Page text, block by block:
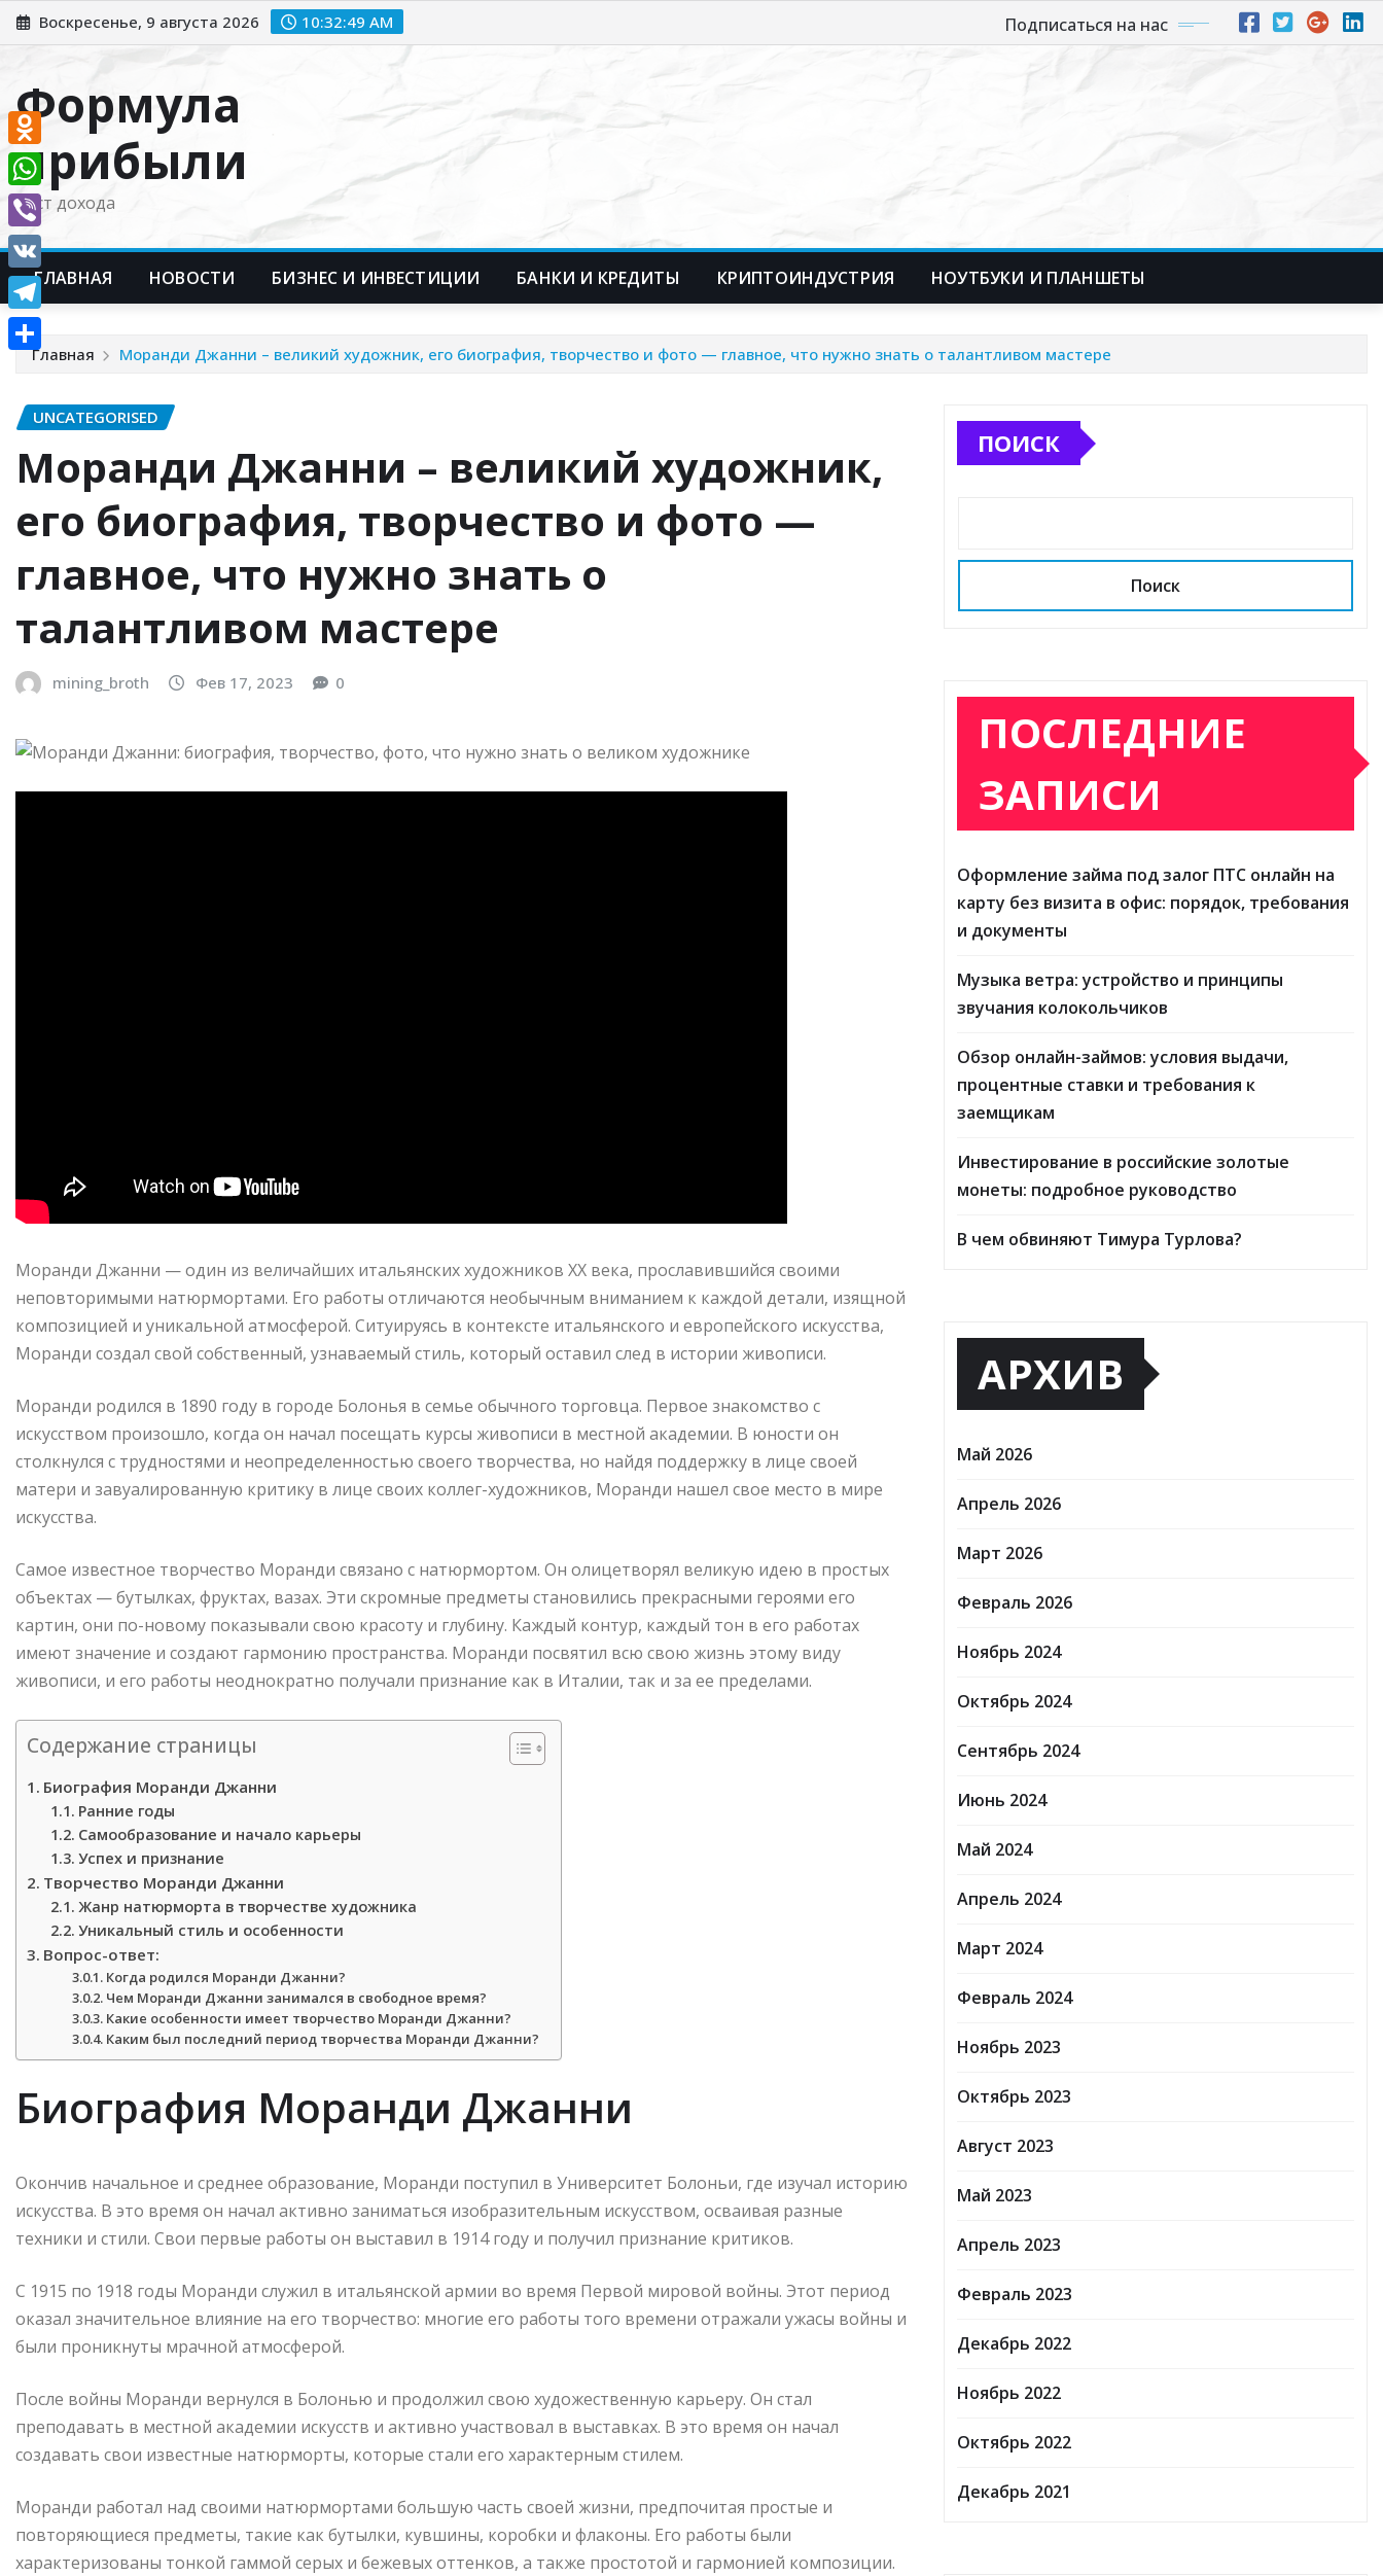
Перейти
к
Воскресенье, 9 августа 2026 10:32:50 AM Подписаться на нас
Формула
прибыли
Рост дохода
ГЛАВНАЯ НОВОСТИ БИЗНЕС И ИНВЕСТИЦИИ БАНКИ И КРЕДИТЫ КРИПТОИНДУСТРИЯ НОУТБУКИ И ПЛАНШЕТЫ
Главная Моранди Джанни – великий художник, его биография, творчество и фото — главное, что нужно знать о талантливом мастере
UNCATEGORISED
Моранди Джанни – великий художник,
его биография, творчество и фото —
главное, что нужно знать о
талантливом мастере
mining_broth Фев 17, 2023 0
Моранди Джанни — один из величайших итальянских художников XX века, прославившийся своими
неповторимыми натюрмортами. Его работы отличаются необычным вниманием к каждой детали, изящной
композицией и уникальной атмосферой. Ситуируясь в контексте итальянского и европейского искусства,
Моранди создал свой собственный, узнаваемый стиль, который оставил след в истории живописи.
Моранди родился в 1890 году в городе Болонья в семье обычного торговца. Первое знакомство с
искусством произошло, когда он начал посещать курсы живописи в местной академии. В юности он
столкнулся с трудностями и неопределенностью своего творчества, но найдя поддержку в лице своей
матери и завуалированную критику в лице своих коллег-художников, Моранди нашел свое место в мире
искусства.
Самое известное творчество Моранди связано с натюрмортом. Он олицетворял великую идею в простых
объектах — бутылках, фруктах, вазах. Эти скромные предметы становились прекрасными героями его
картин, они по-новому показывали свою красоту и глубину. Каждый контур, каждый тон в его работах
имеют значение и создают гармонию пространства. Моранди посвятил всю свою жизнь этому виду
живописи, и его работы неоднократно получали признание как в Италии, так и за ее пределами.
Содержание страницы
Биография Моранди Джанни
Ранние годы
Самообразование и начало карьеры
Успех и признание
Творчество Моранди Джанни
Жанр натюрморта в творчестве художника
Уникальный стиль и особенности
Вопрос-ответ:
Когда родился Моранди Джанни?
Чем Моранди Джанни занимался в свободное время?
Какие особенности имеет творчество Моранди Джанни?
Каким был последний период творчества Моранди Джанни?
Биография Моранди Джанни
Окончив начальное и среднее образование, Моранди поступил в Университет Болоньи, где изучал историю
искусства. В это время он начал активно заниматься изобразительным искусством, осваивая разные
техники и стили. Свои первые работы он выставил в 1914 году и получил признание критиков.
С 1915 по 1918 годы Моранди служил в итальянской армии во время Первой мировой войны. Этот период
оказал значительное влияние на его творчество: многие его работы того времени отражали ужасы войны и
были проникнуты мрачной атмосферой.
После войны Моранди вернулся в Болонью и продолжил свою художественную карьеру. Он стал
преподавать в местной академии искусств и активно участвовал в выставках. В это время он начал
создавать свои известные натюрморты, которые стали его характерным стилем.
Моранди работал над своими натюрмортами большую часть своей жизни, предпочитая простые и
повторяющиеся предметы, такие как бутылки, кувшины, коробки и флаконы. Его работы были
характеризованы тонкой гаммой серых и бежевых оттенков, а также простотой и гармонией композиции.
ПОИСК
Поиск
ПОСЛЕДНИЕ
ЗАПИСИ
Оформление займа под залог ПТС онлайн на
карту без визита в офис: порядок, требования
и документы
Музыка ветра: устройство и принципы
звучания колокольчиков
Обзор онлайн-займов: условия выдачи,
процентные ставки и требования к
заемщикам
Инвестирование в российские золотые
монеты: подробное руководство
В чем обвиняют Тимура Турлова?
АРХИВ
Май 2026
Апрель 2026
Март 2026
Февраль 2026
Ноябрь 2024
Октябрь 2024
Сентябрь 2024
Июнь 2024
Май 2024
Апрель 2024
Март 2024
Февраль 2024
Ноябрь 2023
Октябрь 2023
Август 2023
Май 2023
Апрель 2023
Февраль 2023
Декабрь 2022
Ноябрь 2022
Октябрь 2022
Декабрь 2021
Odnoklassniki
WhatsApp
Viber
VK
Telegram
Отправить